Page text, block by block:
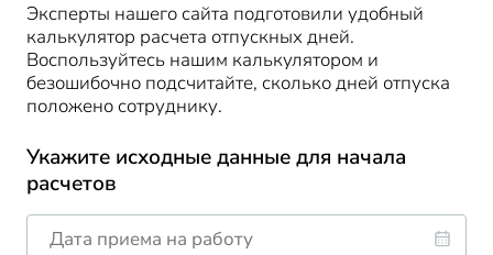
Эксперты нашего сайта подготовили удобный
калькулятор расчета отпускных дней.
Воспользуйтесь нашим калькулятором и
безошибочно подсчитайте, сколько дней отпуска
положено сотруднику.
Укажите исходные данные для начала
расчетов